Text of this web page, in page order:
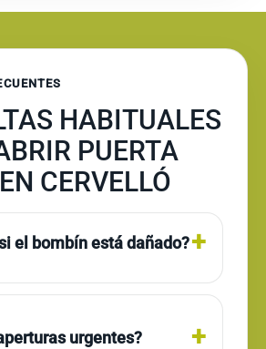
HABITUALES
PUERTA
CERVELLÓ
el bombín está dañado?
urgentes?